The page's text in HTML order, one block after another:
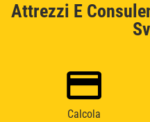
Attrezzi E
Calcola